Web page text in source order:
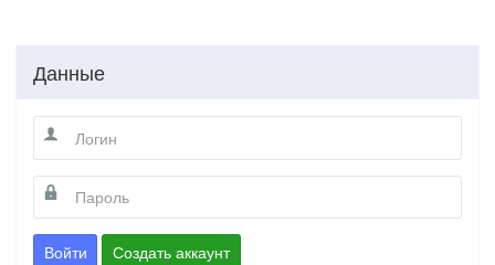
Данные
Войти Создать аккаунт